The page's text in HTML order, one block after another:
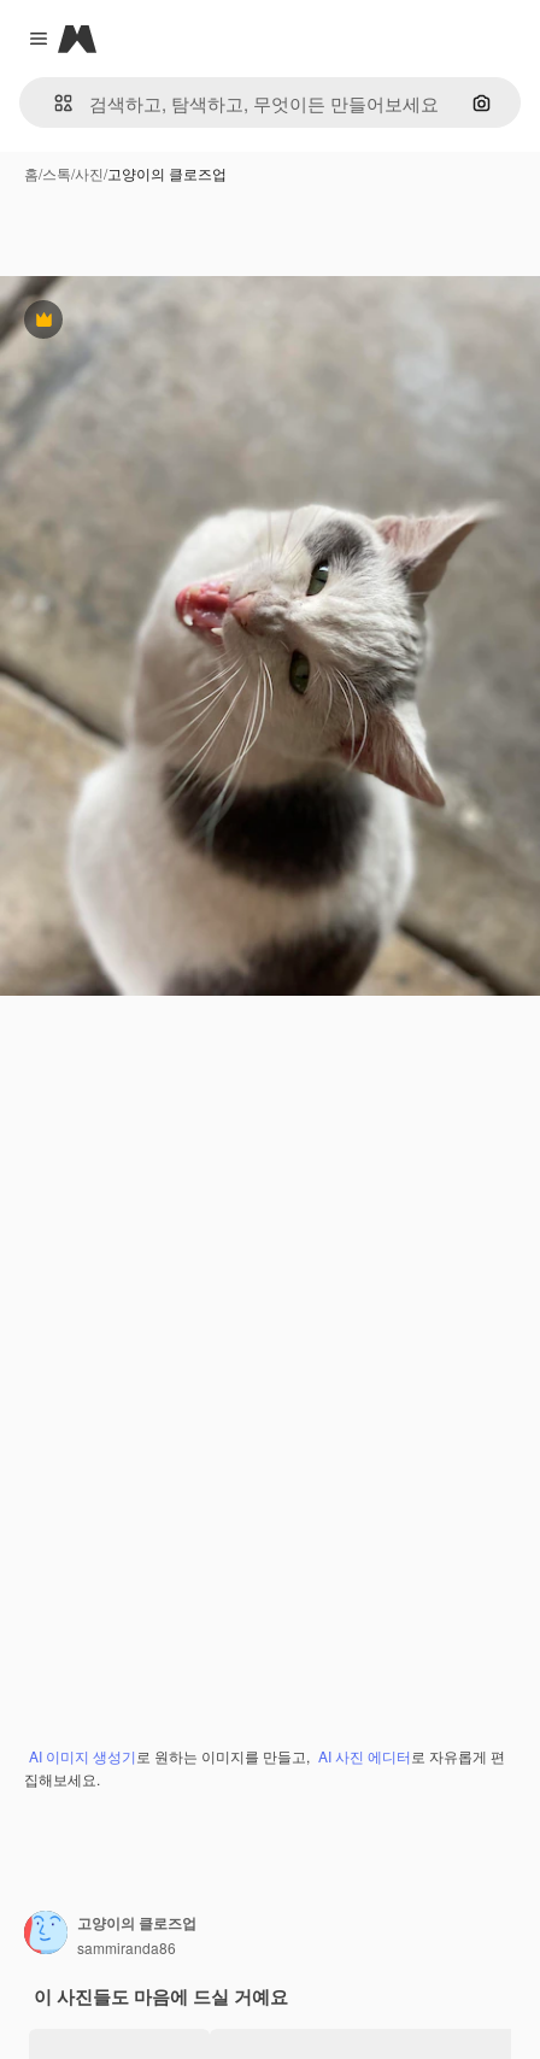
Close menu
Magnific
이미지
홈/스톡/사진/고양이의 클로즈업
프리미엄
AI 이미지 생성기 로 원하는 이미지를 만들고, AI 사진 에디터 로 자유롭게 편
집해보세요.
고양이의 클로즈업
sammiranda86
이 사진들도 마음에 드실 거예요